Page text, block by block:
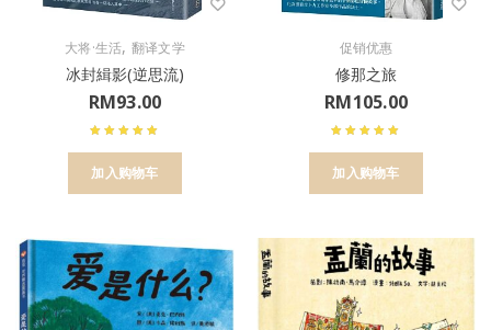
大将·生活, 翻译文学
冰封緝影(逆思流)
RM93.00
加入购物车
促销优惠
修那之旅
RM105.00
加入购物车